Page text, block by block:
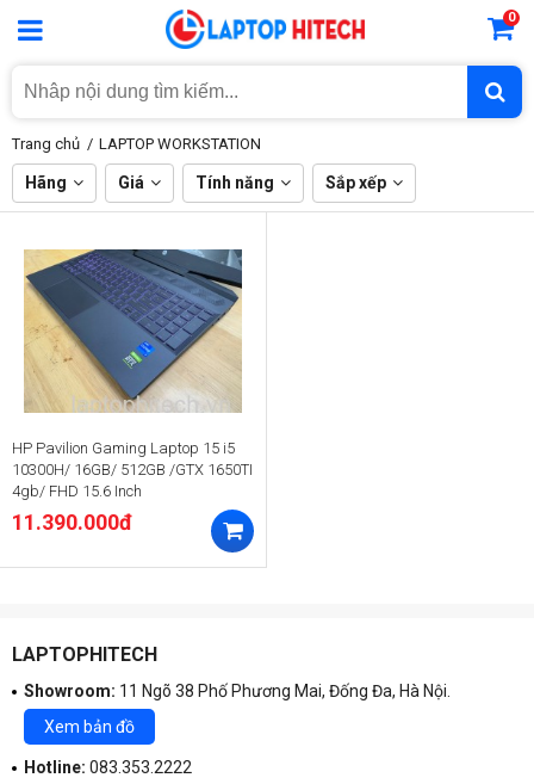
0
Trang chủ LAPTOP WORKSTATION
Hãng Giá Tính năng Sắp xếp
HP Pavilion Gaming Laptop 15 i5
10300H/ 16GB/ 512GB /GTX 1650TI
4gb/ FHD 15.6 Inch
11.390.000đ
LAPTOPHITECH
Showroom: 11 Ngõ 38 Phố Phương Mai, Đống Đa, Hà Nội.
Xem bản đồ
Hotline: 083.353.2222